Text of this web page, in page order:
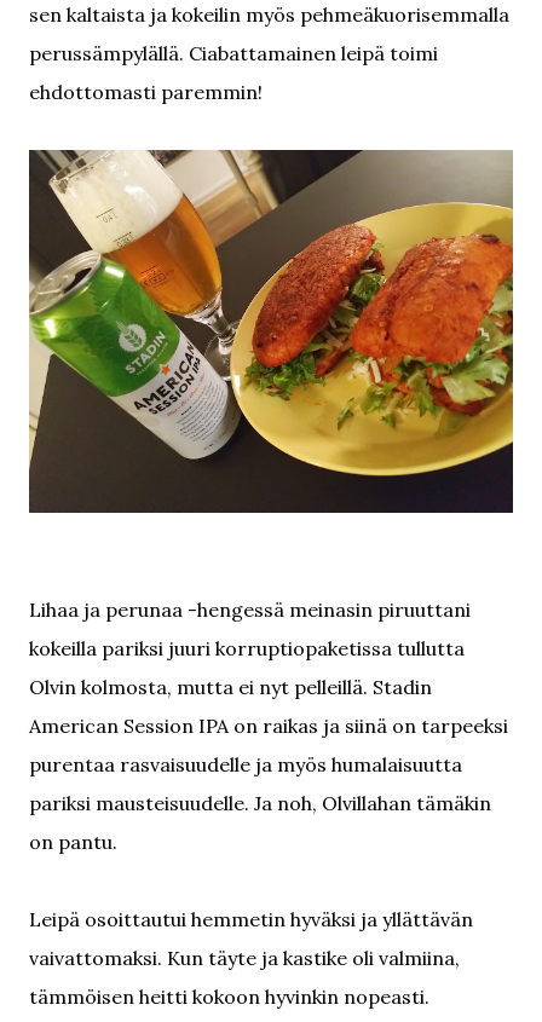
sen kaltaista ja kokeilin myös pehmeäkuorisemmalla
perussämpylällä. Ciabattamainen leipä toimi
ehdottomasti paremmin!
Lihaa ja perunaa -hengessä meinasin piruuttani
kokeilla pariksi juuri korruptiopaketissa tullutta
Olvin kolmosta, mutta ei nyt pelleillä. Stadin
American Session IPA on raikas ja siinä on tarpeeksi
purentaa rasvaisuudelle ja myös humalaisuutta
pariksi mausteisuudelle. Ja noh, Olvillahan tämäkin
on pantu.
Leipä osoittautui hemmetin hyväksi ja yllättävän
vaivattomaksi. Kun täyte ja kastike oli valmiina,
tämmöisen heitti kokoon hyvinkin nopeasti.